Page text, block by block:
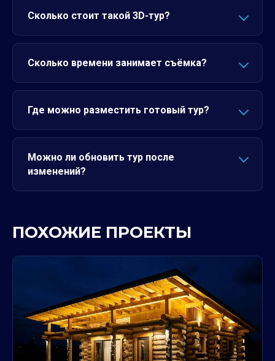
Сколько стоит такой 3D-тур?
Сколько времени занимает съёмка?
Где можно разместить готовый тур?
Можно ли обновить тур после
изменений?
ПОХОЖИЕ ПРОЕКТЫ